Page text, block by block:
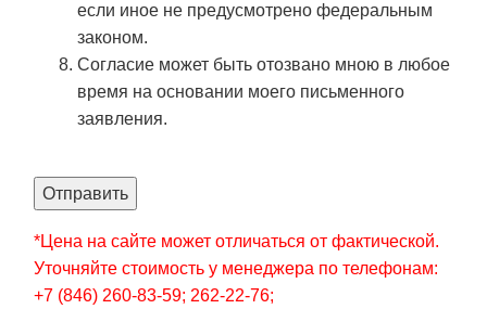
если иное не предусмотрено федеральным
законом.
Согласие может быть отозвано мною в любое
время на основании моего письменного
заявления.
Отправить
*Цена на сайте может отличаться от фактической.
Уточняйте стоимость у менеджера по телефонам:
+7 (846) 260-83-59; 262-22-76;